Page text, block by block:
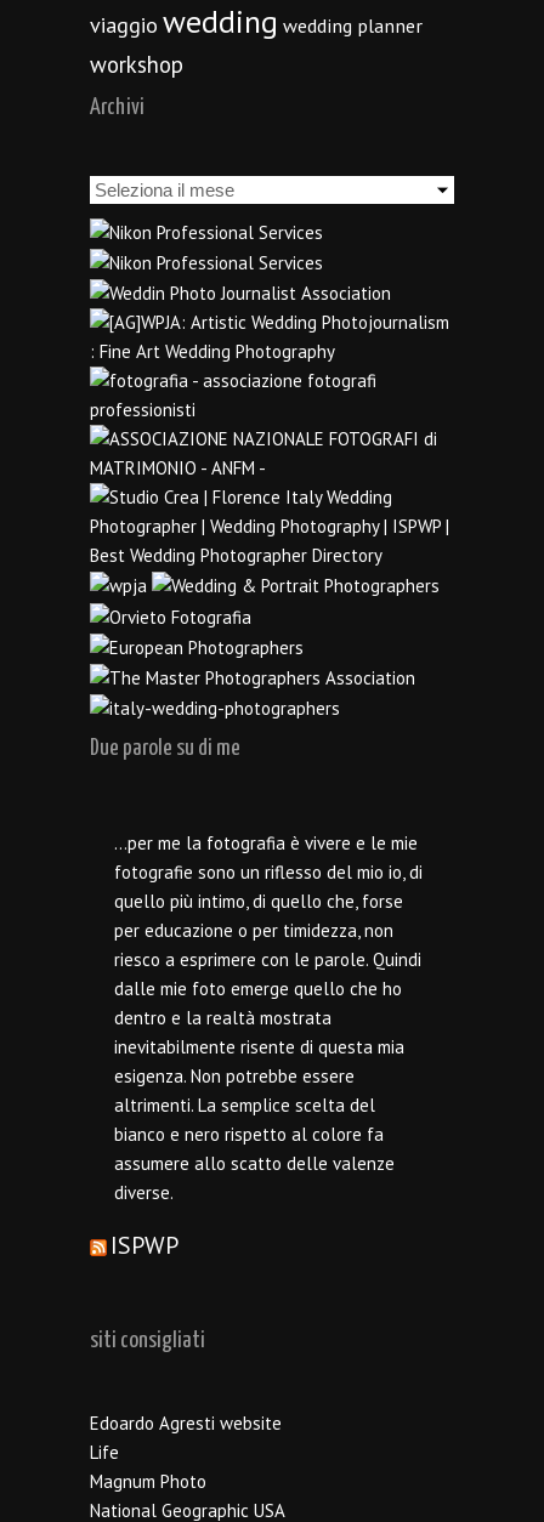
viaggio wedding wedding planner
workshop
Archivi
Archivi
Due parole su di me
…per me la fotografia è vivere e le mie
fotografie sono un riflesso del mio io, di
quello più intimo, di quello che, forse
per educazione o per timidezza, non
riesco a esprimere con le parole. Quindi
dalle mie foto emerge quello che ho
dentro e la realtà mostrata
inevitabilmente risente di questa mia
esigenza. Non potrebbe essere
altrimenti. La semplice scelta del
bianco e nero rispetto al colore fa
assumere allo scatto delle valenze
diverse.
ISPWP
siti consigliati
Edoardo Agresti website
Life
Magnum Photo
National Geographic USA